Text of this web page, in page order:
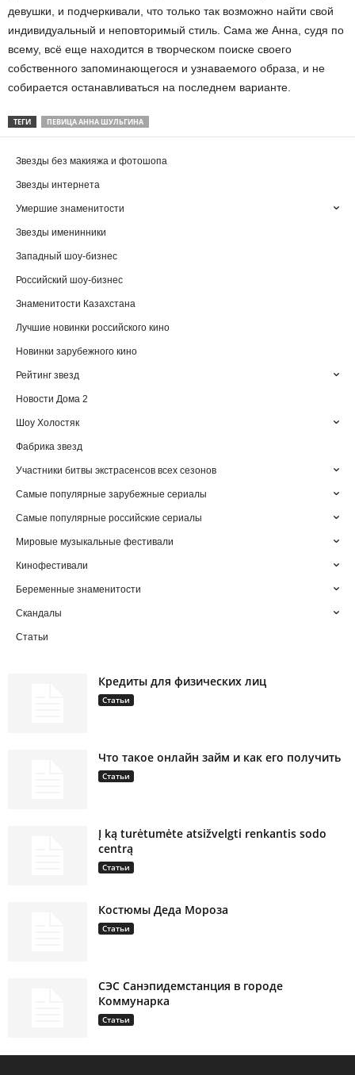
девушки, и подчеркивали, что только так возможно найти свой
индивидуальный и неповторимый стиль. Сама же Анна, судя по
всему, всё еще находится в творческом поиске своего
собственного запоминающегося и узнаваемого образа, и не
собирается останавливаться на последнем варианте.
ТЕГИ ПЕВИЦА АННА ШУЛЬГИНА
Звезды без макияжа и фотошопа
Звезды интернета
Умершие знаменитости
Звезды именинники
Западный шоу-бизнес
Российский шоу-бизнес
Знаменитости Казахстана
Лучшие новинки российского кино
Новинки зарубежного кино
Рейтинг звезд
Новости Дома 2
Шоу Холостяк
Фабрика звезд
Участники битвы экстрасенсов всех сезонов
Самые популярные зарубежные сериалы
Самые популярные российские сериалы
Мировые музыкальные фестивали
Кинофестивали
Беременные знаменитости
Скандалы
Статьи
Кредиты для физических лиц
Статьи
Что такое онлайн займ и как его получить
Статьи
Į ką turėtumėte atsižvelgti renkantis sodo
centrą
Статьи
Костюмы Деда Мороза
Статьи
СЭС Санэпидемстанция в городе
Коммунарка
Статьи